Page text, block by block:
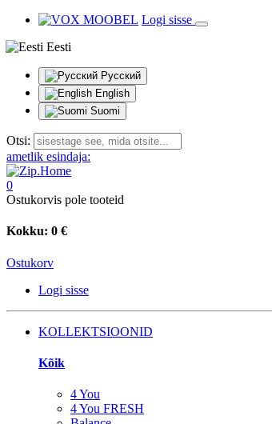
Logi sisse
Eesti
Русский
English
Suomi
Otsi:
ametlik esindaja:
0
Ostukorvis pole tooteid
Kokku: 0 €
Ostukorv
Logi sisse
KOLLEKTSIOONID
Kõik
4 You
4 You FRESH